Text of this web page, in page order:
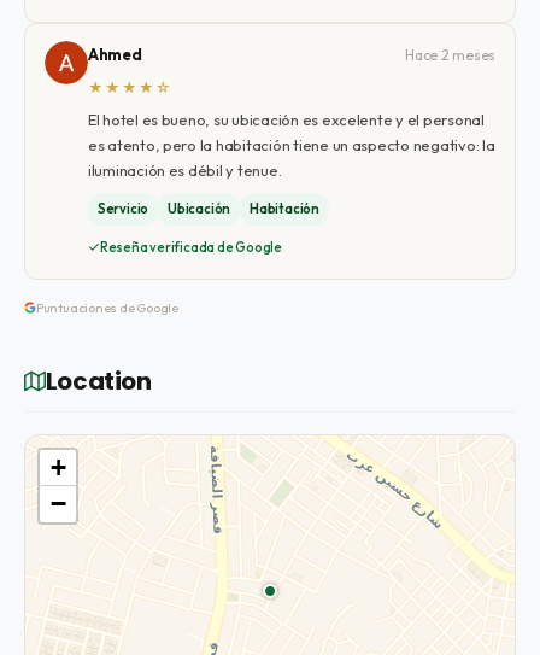
Ahmed
Hace 2 meses
★★★★☆
El hotel es bueno, su ubicación es excelente y el personal
es atento, pero la habitación tiene un aspecto negativo: la
iluminación es débil y tenue.
Servicio Ubicación Habitación
Reseña verificada de Google
Puntuaciones de Google
Location
+
−